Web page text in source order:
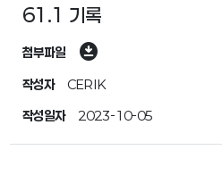
61.1 기록
첨부파일 download_for_offline
작성자 CERIK
작성일자 2023-10-05